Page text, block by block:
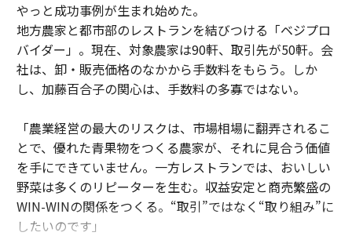
やっと成功事例が生まれ始めた。
地方農家と都市部のレストランを結びつける「ベジプロ
バイダー」。現在、対象農家は90軒、取引先が50軒。会
社は、卸・販売価格のなかから手数料をもらう。しか
し、加藤百合子の関心は、手数料の多寡ではない。
「農業経営の最大のリスクは、市場相場に翻弄されるこ
とで、優れた青果物をつくる農家が、それに見合う価値
を手にできていません。一方レストランでは、おいしい
野菜は多くのリピーターを生む。収益安定と商売繁盛の
WIN-WINの関係をつくる。“取引”ではなく“取り組み”に
したいのです」